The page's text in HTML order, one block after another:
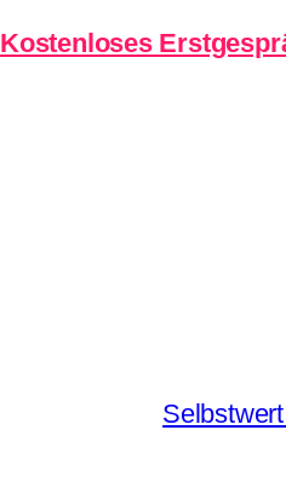
Kostenloses